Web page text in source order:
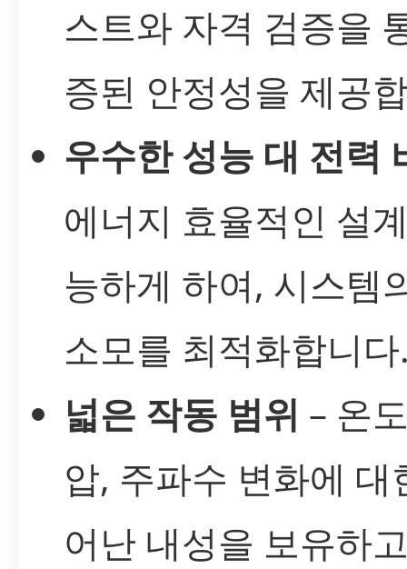
스트와 자격 검증을
증된 안정성을 제공
우수한 성능 대 전력
에너지 효율적인 설
능하게 하여, 시스템
소모를 최적화합니
넓은 작동 범위 – 온
압, 주파수 변화에 대
어난 내성을 보유하